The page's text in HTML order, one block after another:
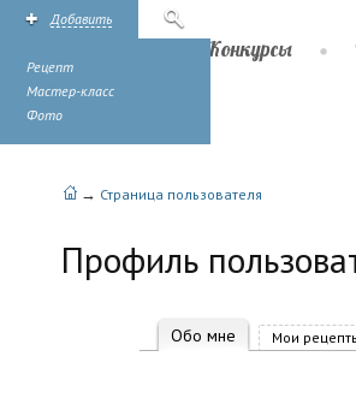
Добавить
Рецепт
Мастер-класс
Фото
Конкурсы
→ Страница пользователя
Профиль
Обо мне Мои